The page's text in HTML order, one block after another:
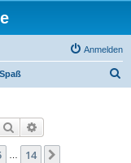
Anmelden
Suche
14